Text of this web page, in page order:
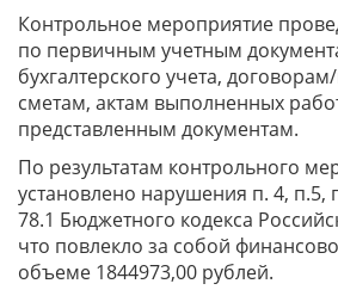
Контрольное мероприятие
по первичным учетным
бухгалтерского учета,
сметам, актам выполненных
представленным документам.
По результатам контрольного
установлено нарушения п. 4, п.5,
78.1 Бюджетного кодекса
что повлекло за собой
объеме 1844973,00 рублей.